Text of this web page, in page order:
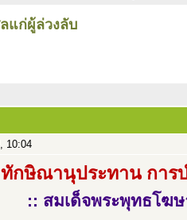
แก่ผู้ล่วงลับ
10:04
ทักษิณานุประทาน การ
:: สมเด็จพระพุทธโฆ